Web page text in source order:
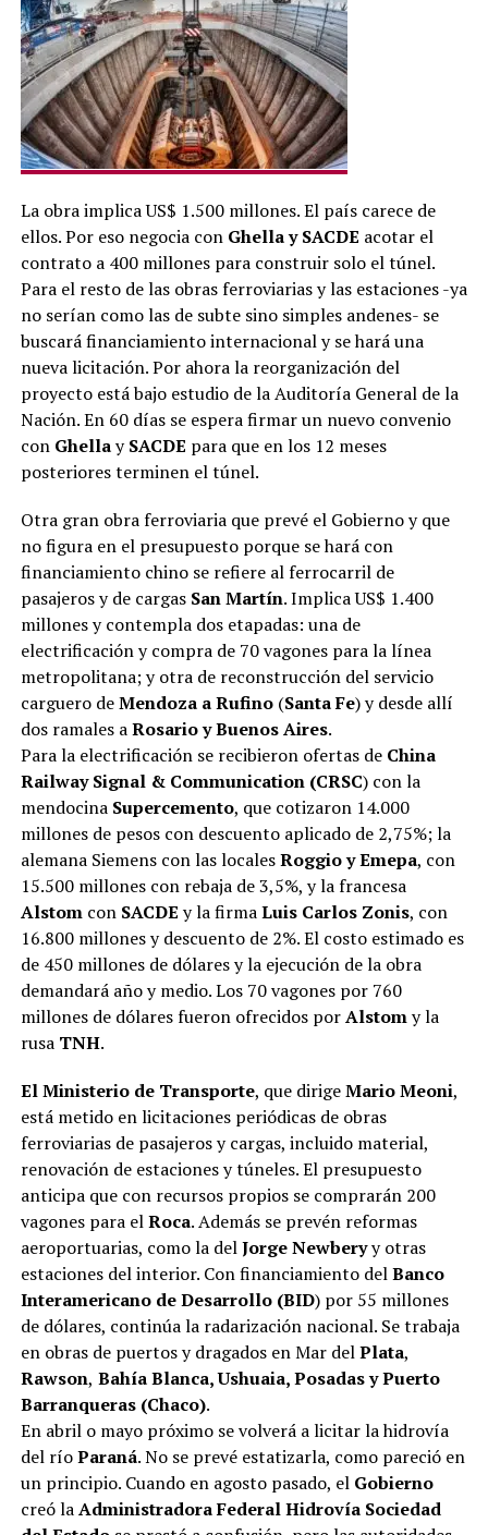
La obra implica US$ 1.500 millones. El país carece de
ellos. Por eso negocia con Ghella y SACDE acotar el
contrato a 400 millones para construir solo el túnel.
Para el resto de las obras ferroviarias y las estaciones -ya
no serían como las de subte sino simples andenes- se
buscará financiamiento internacional y se hará una
nueva licitación. Por ahora la reorganización del
proyecto está bajo estudio de la Auditoría General de la
Nación. En 60 días se espera firmar un nuevo convenio
con GhellaySACDE para que en los 12 meses
posteriores terminen el túnel.
Otra gran obra ferroviaria que prevé el Gobierno y que
no figura en el presupuesto porque se hará con
financiamiento chino se refiere al ferrocarril de
pasajeros y de cargas San Martín. Implica US$ 1.400
millones y contempla dos etapadas: una de
electrificación y compra de 70 vagones para la línea
metropolitana; y otra de reconstrucción del servicio
carguero deMendoza a Rufino(Santa Fe) y desde allí
dos ramales aRosario y Buenos Aires.
Para la electrificación se recibieron ofertas deChina
Railway Signal & Communication (CRSC) con la
mendocina Supercemento, que cotizaron 14.000
millones de pesos con descuento aplicado de 2,75%; la
alemana Siemens con las localesRoggio y Emepa, con
15.500 millones con rebaja de 3,5%, y la francesa
Alstomcon SACDE y la firmaLuis Carlos Zonis, con
16.800 millones y descuento de 2%. El costo estimado es
de 450 millones de dólares y la ejecución de la obra
demandará año y medio. Los 70 vagones por 760
millones de dólares fueron ofrecidos porAlstomy la
rusa TNH.
El Ministerio de Transporte, que dirigeMario Meoni,
está metido en licitaciones periódicas de obras
ferroviarias de pasajeros y cargas, incluido material,
renovación de estaciones y túneles. El presupuesto
anticipa que con recursos propios se comprarán 200
vagones para elRoca. Además se prevén reformas
aeroportuarias, como la delJorge Newberyy otras
estaciones del interior. Con financiamiento delBanco
Interamericano de Desarrollo (BID) por 55 millones
de dólares, continúa la radarización nacional. Se trabaja
en obras de puertos y dragados en Mar delPlata,
Rawson, Bahía Blanca, Ushuaia, Posadas y Puerto
Barranqueras (Chaco).
En abril o mayo próximo se volverá a licitar la hidrovía
del ríoParaná. No se prevé estatizarla, como pareció en
un principio. Cuando en agosto pasado, el Gobierno
creó laAdministradoraFederalHidrovía Sociedad